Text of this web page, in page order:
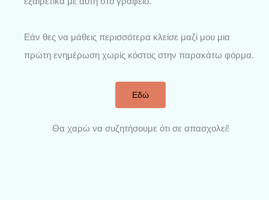
Εάν θες να μάθεις περισσότερα κλείσε μαζί μου μια
πρώτη ενημέρωση χωρίς κόστος στην παρακάτω φόρμα.
Εδώ
Θα χαρώ να συζητήσουμε ότι σε απασχολεί!